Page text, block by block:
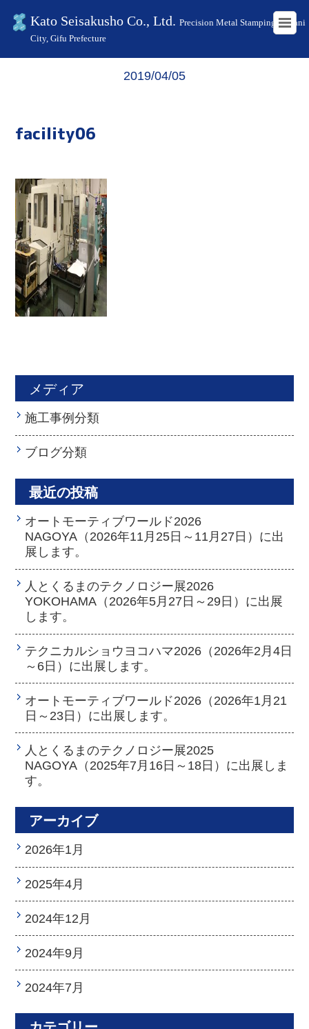
Kato Seisakusho Co., Ltd. Precision Metal Stamping in Kani
City, Gifu Prefecture
HOME
2019/04/05
facility06
メディア
施工事例分類
ブログ分類
最近の投稿
オートモーティブワールド2026
NAGOYA（2026年11月25日～11月27日）に出
展します。
人とくるまのテクノロジー展2026
YOKOHAMA（2026年5月27日～29日）に出展
します。
テクニカルショウヨコハマ2026（2026年2月4日
～6日）に出展します。
オートモーティブワールド2026（2026年1月21
日～23日）に出展します。
人とくるまのテクノロジー展2025
NAGOYA（2025年7月16日～18日）に出展しま
す。
アーカイブ
2026年1月
2025年4月
2024年12月
2024年9月
2024年7月